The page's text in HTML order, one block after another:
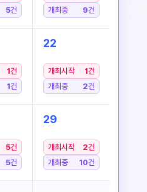
5건
개최중
9건
1건
1건
22
개최시작 1건
개최중
2건
5건
5건
29
개최시작 2건
개최중
10건